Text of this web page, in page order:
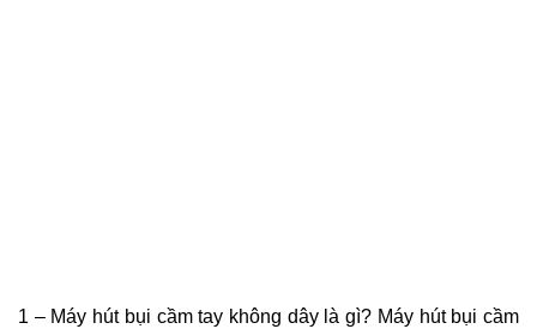
1 – Máy hút bụi cầm tay không dây là gì? Máy hút bụi cầm